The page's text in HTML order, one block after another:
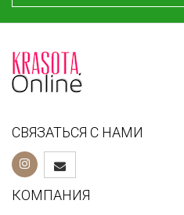
СВЯЗАТЬСЯ С НАМИ
КОМПАНИЯ